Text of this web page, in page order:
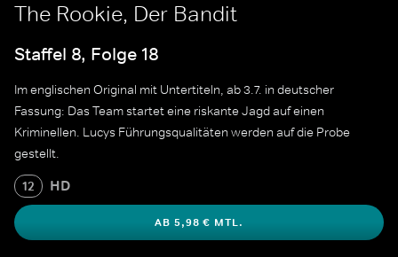
The Rookie, Der Bandit
Staffel 8, Folge 18
Im englischen Original mit Untertiteln, ab 3.7. in deutscher
Fassung: Das Team startet eine riskante Jagd auf einen
Kriminellen. Lucys Führungsqualitäten werden auf die Probe
gestellt.
12 HD
AB 5,98 € MTL.